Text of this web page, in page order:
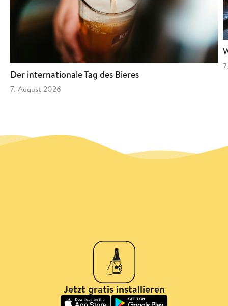
Der internationale Tag des Bieres
7. August 2026
Jetzt gratis installieren